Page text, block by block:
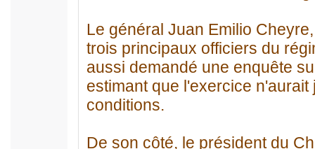
Le général Juan Emilio
trois principaux officiers du
aussi demandé une enquête
estimant que l'exercice
conditions.
De son côté, le président du